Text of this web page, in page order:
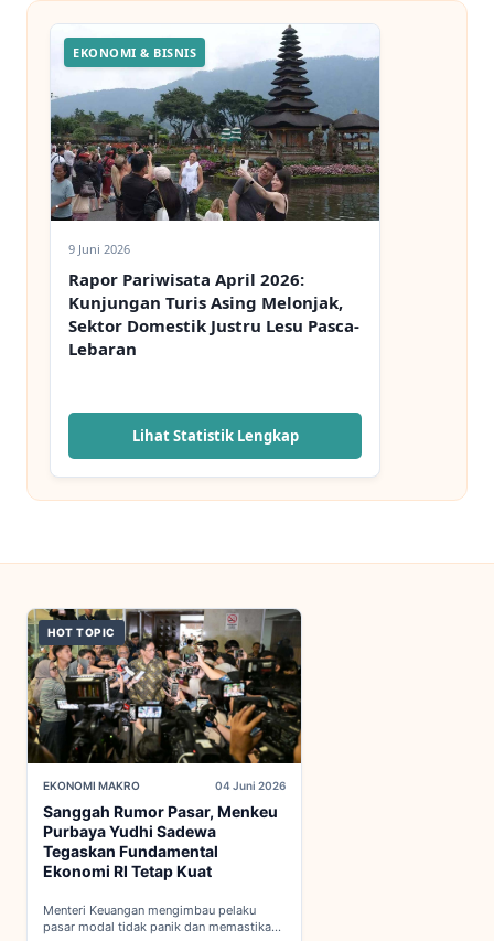
EKONOMI & BISNIS
9 Juni 2026
Rapor Pariwisata April 2026:
Kunjungan Turis Asing Melonjak,
Sektor Domestik Justru Lesu Pasca-
Lebaran
Lihat Statistik Lengkap
HOT TOPIC
EKONOMI MAKRO 04 Juni 2026
Sanggah Rumor Pasar, Menkeu
Purbaya Yudhi Sadewa
Tegaskan Fundamental
Ekonomi RI Tetap Kuat
Menteri Keuangan mengimbau pelaku
pasar modal tidak panik dan memastikan